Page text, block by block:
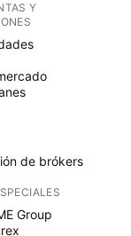
Y
de brókers
Group